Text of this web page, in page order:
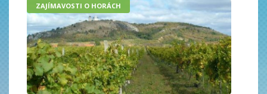
ZAJÍMAVOSTI O HORÁCH